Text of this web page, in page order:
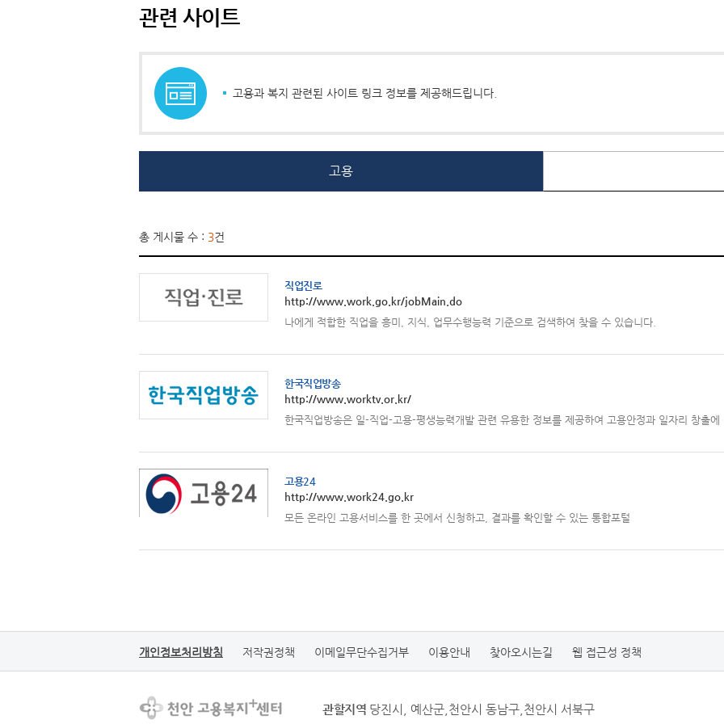
관련 사이트
고용과 복지 관련된 사이트 링크 정보를 제공해드립니다.
고용
총 게시물 수 : 3건
직업진로
http://www.work.go.kr/jobMain.do
나에게 적합한 직업을 흥미, 지식, 업무수행능력 기준으로 검색하여 찾을 수 있습니다.
한국직업방송
http://www.worktv.or.kr/
한국직업방송은 일-직업-고용-평생능력개발 관련 유용한 정보를 제공하여 고용안정과 일자리 창출
고용24
http://www.work24.go.kr
모든 온라인 고용서비스를 한 곳에서 신청하고, 결과를 확인할 수 있는 통합포털
개인정보처리방침 저작권정책 이메일무단수집거부 이용안내 찾아오시는길 웹 접근성 정책
관할지역 당진시, 예산군,천안시 동남구,천안시 서북구